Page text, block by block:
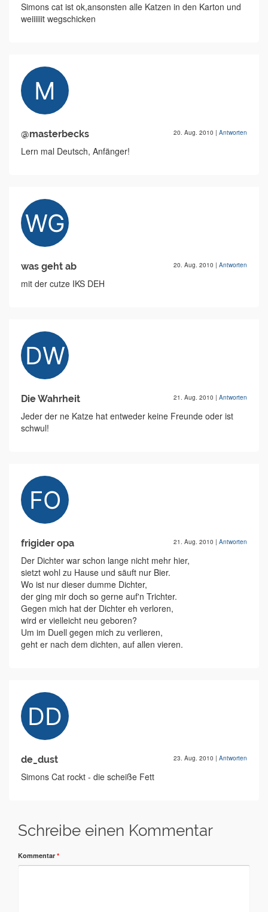
Simons cat ist ok,ansonsten alle Katzen in den Karton und
weiiiiiit wegschicken
@masterbecks 20. Aug. 2010 | Antworten
Lern mal Deutsch, Anfänger!
was geht ab 20. Aug. 2010 | Antworten
mit der cutze IKS DEH
Die Wahrheit 21. Aug. 2010 | Antworten
Jeder der ne Katze hat entweder keine Freunde oder ist
schwul!
frigider opa 21. Aug. 2010 | Antworten
Der Dichter war schon lange nicht mehr hier,
sietzt wohl zu Hause und säuft nur Bier.
Wo ist nur dieser dumme Dichter,
der ging mir doch so gerne auf'n Trichter.
Gegen mich hat der Dichter eh verloren,
wird er vielleicht neu geboren?
Um im Duell gegen mich zu verlieren,
geht er nach dem dichten, auf allen vieren.
de_dust 23. Aug. 2010 | Antworten
Simons Cat rockt - die scheiße Fett
Schreibe einen Kommentar
Kommentar *